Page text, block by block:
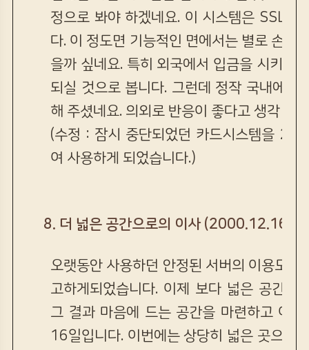
정으로 봐야 하겠네요. 이 시스템은 SSL 보
다. 이 정도면 기능적인 면에서는 별로 손색
을까 싶네요. 특히 외국에서 입금을 시키게
되실 것으로 봅니다. 그런데 정작 국내에 계
해 주셨네요. 의외로 반응이 좋다고 생각 됩
(수정 : 잠시 중단되었던 카드시스템을
여 사용하게 되었습니다.)
8. 더 넓은 공간으로의 이사 (2000.12.16)
오랫동안 사용하던 안정된 서버의 이용도
고하게되었습니다. 이제 보다 넓은 공간을
그 결과 마음에 드는 공간을 마련하고 이
16일입니다. 이번에는 상당히 넓은 곳으로